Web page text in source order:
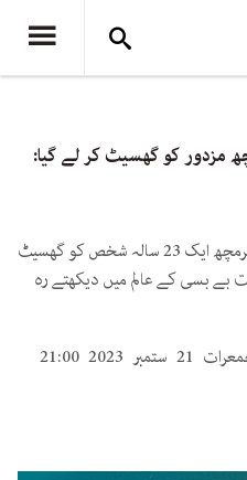
مزدور کو گھسیٹ کر لے گیا:
ملائیشیا کی ریاست صباح میں ایک مگرمچھ ایک 23 سالہ شخص کو گھسیٹ
بے بسی کے عالم میں دیکھتے رہ
21 ستمبر 2023 21:00